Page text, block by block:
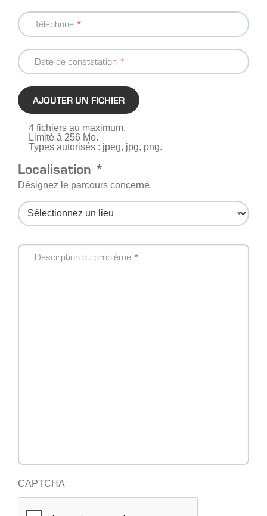
Téléphone
Date de constatation
AJOUTER UN FICHIER
4 fichiers au maximum.
Limité à 256 Mo.
Types autorisés : jpeg, jpg, png.
Localisation *
Désignez le parcours concerné.
Message
Description du problème
CAPTCHA